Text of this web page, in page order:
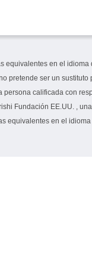
en el
pretende ser un
calificada con
Fundación EE.UU. ,
equivalentes en el